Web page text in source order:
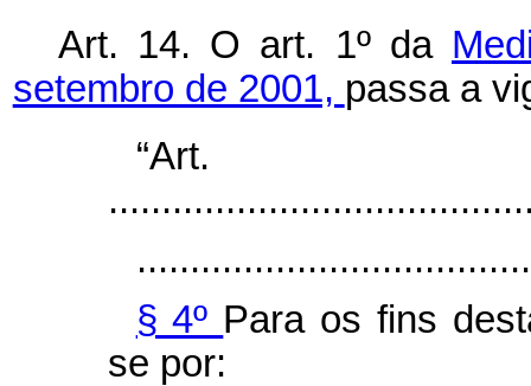
Art. 14. O art. 1º da
setembro de 2001, passa a
§ 4º Para os fins
se por: